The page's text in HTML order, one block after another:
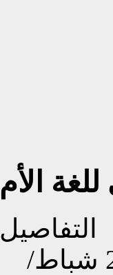
الأم
التفاصيل
تم إنشاءه بتاريخ السبت, 23 شباط/